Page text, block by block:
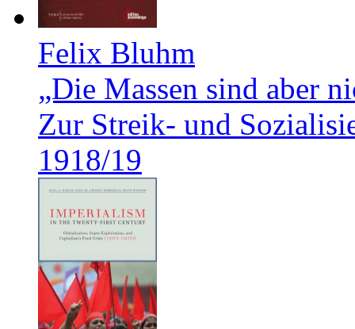
Felix Bluhm
„Die Massen sind aber
Zur Streik- und
1918/19